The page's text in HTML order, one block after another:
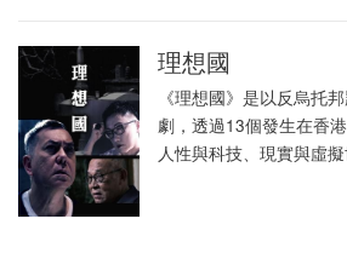
理想國
《理想國》是以反烏托
劇，透過13個發生在香
人性與科技、現實與虛